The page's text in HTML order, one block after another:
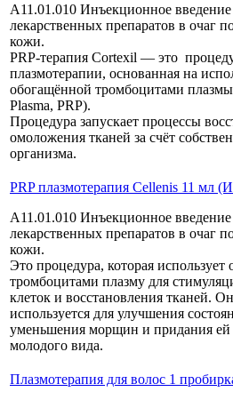
А11.01.010 Инъекционное введение
лекарственных препаратов в очаг
кожи.
PRP-терапия Cortexil — это
плазмотерапии, основанная на
обогащённой тромбоцитами
Plasma, PRP).
Процедура запускает процессы
омоложения тканей за счёт
организма.
PRP плазмотерапия Cellenis 11 мл
А11.01.010 Инъекционное введение
лекарственных препаратов в очаг
кожи.
Это процедура, которая
тромбоцитами плазму для
клеток и восстановления тканей.
используется для улучшения
уменьшения морщин и придания ей
молодого вида.
Плазмотерапия для волос 1